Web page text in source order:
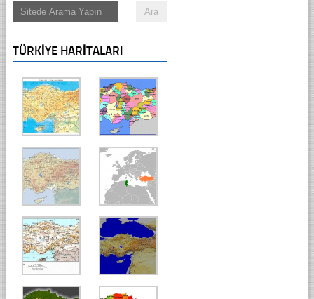
TÜRKIYE HARITALARI